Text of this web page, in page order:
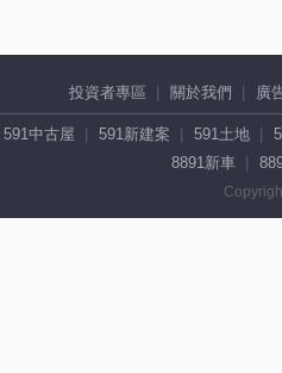
投資者專區 關於我們 廣
591中古屋 591新建案 591土地
8891新車